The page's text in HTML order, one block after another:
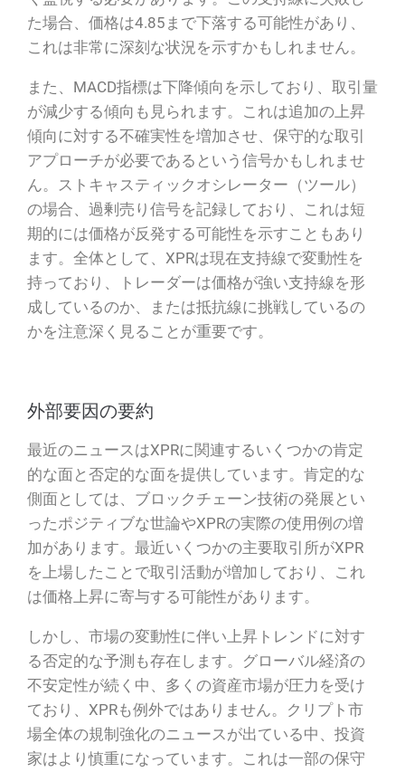
た場合、価格は4.85まで下落する可能性があり、
これは非常に深刻な状況を示すかもしれません。
また、MACD指標は下降傾向を示しており、取引量
が減少する傾向も見られます。これは追加の上昇
傾向に対する不確実性を増加させ、保守的な取引
アプローチが必要であるという信号かもしれませ
ん。ストキャスティックオシレーター（ツール）
の場合、過剰売り信号を記録しており、これは短
期的には価格が反発する可能性を示すこともあり
ます。全体として、XPRは現在支持線で変動性を
持っており、トレーダーは価格が強い支持線を形
成しているのか、または抵抗線に挑戦しているの
かを注意深く見ることが重要です。
外部要因の要約
最近のニュースはXPRに関連するいくつかの肯定
的な面と否定的な面を提供しています。肯定的な
側面としては、ブロックチェーン技術の発展とい
ったポジティブな世論やXPRの実際の使用例の増
加があります。最近いくつかの主要取引所がXPR
を上場したことで取引活動が増加しており、これ
は価格上昇に寄与する可能性があります。
しかし、市場の変動性に伴い上昇トレンドに対す
る否定的な予測も存在します。グローバル経済の
不安定性が続く中、多くの資産市場が圧力を受け
ており、XPRも例外ではありません。クリプト市
場全体の規制強化のニュースが出ている中、投資
家はより慎重になっています。これは一部の保守